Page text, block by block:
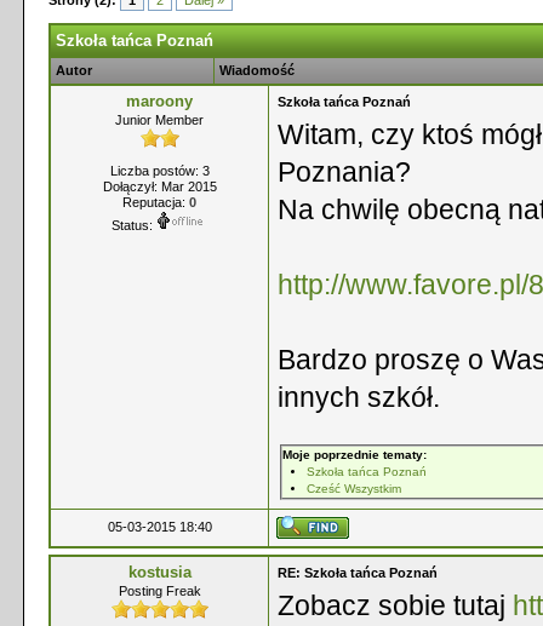
Szkoła tańca Poznań
Autor Wiadomość
maroony
Junior Member
Liczba postów: 3
Dołączył: Mar 2015
Reputacja: 0
Status:
Szkoła tańca Poznań
Witam, czy ktoś
Poznania?
Na chwilę obecną
http://
Bardzo proszę o
innych szkół.
Moje poprzednie tematy:
Szkoła tańca Poznań
Cześć Wszystkim
05-03-2015 18:40
kostusia
Posting Freak
RE: Szkoła tańca Poznań
Zobacz sobie tutaj